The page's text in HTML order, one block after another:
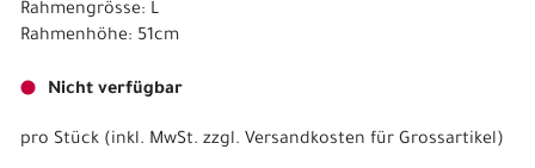
Rahmengrösse: L
Rahmenhöhe: 51cm
Nicht verfügbar
pro Stück (inkl. MwSt. zzgl. Versandkosten für Grossartikel)